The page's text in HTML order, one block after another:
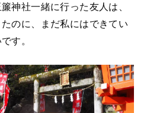
神社一緒に行った友人は、
のに、まだ私にはできてい
す。